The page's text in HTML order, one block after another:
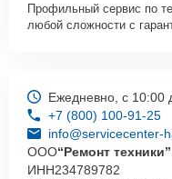
Профильный сервис по
любой сложности с
Ежедневно, с 10:00
+7 (800) 100-91-25
info@servicecenter-
ООО“Ремонт техники”
ИНН234789782